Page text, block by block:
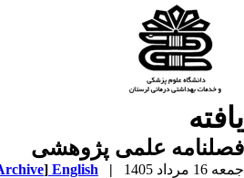
علمی پژوهشی
مرداد 1405 |
English
[Archive]